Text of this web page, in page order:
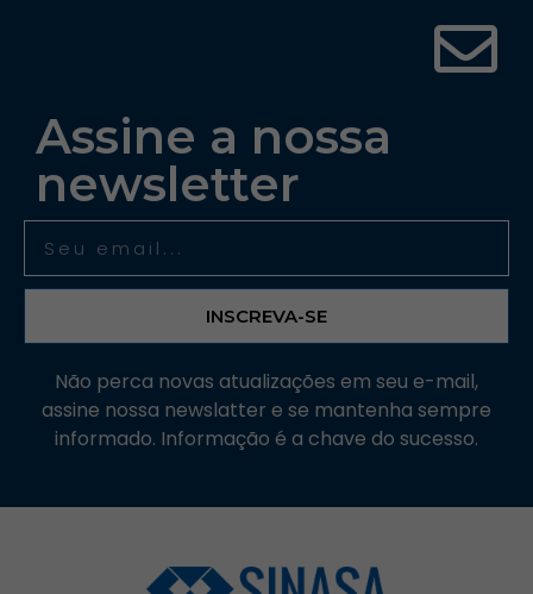
Assine a nossa
newsletter
INSCREVA-SE
Não perca novas atualizações em seu e-mail,
assine nossa newslatter e se mantenha sempre
informado. Informação é a chave do sucesso.